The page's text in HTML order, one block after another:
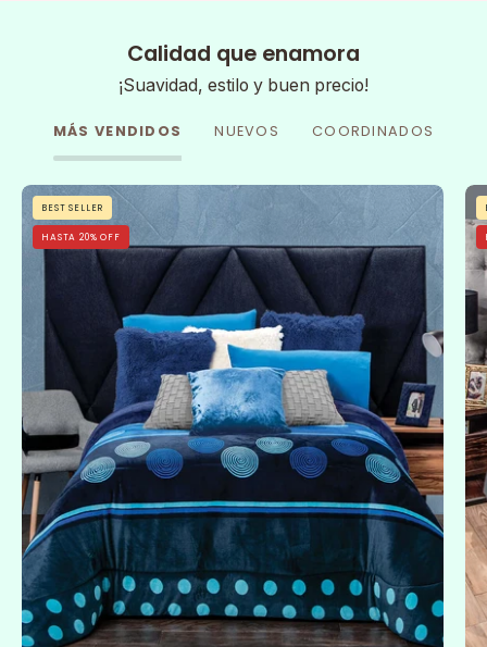
Calidad que enamora
¡Suavidad, estilo y buen precio!
MÁS VENDIDOS NUEVOS COORDINADOS
Cobertor
Flannel
Con
Borrega
Sfera
BEST SELLER
HASTA 20% OFF